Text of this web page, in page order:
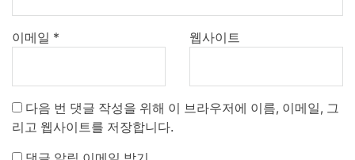
이메일 * 웹사이트
다음 번 댓글 작성을 위해 이 브라우저에 이름, 이메일, 그
리고 웹사이트를 저장합니다.